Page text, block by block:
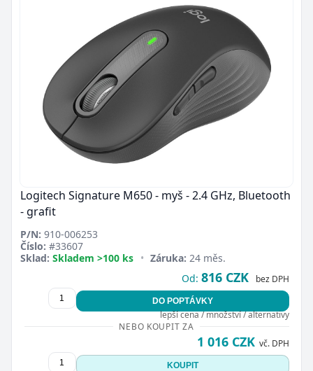
Logitech Signature M650 - myš - 2.4 GHz, Bluetooth
- grafit
P/N: 910-006253
Číslo: #33607
Sklad: Skladem >100 ks • Záruka: 24 měs.
Od: 816 CZK bez DPH
DO POPTÁVKY
lepší cena / množství / alternativy
NEBO KOUPIT ZA
1 016 CZK vč. DPH
KOUPIT